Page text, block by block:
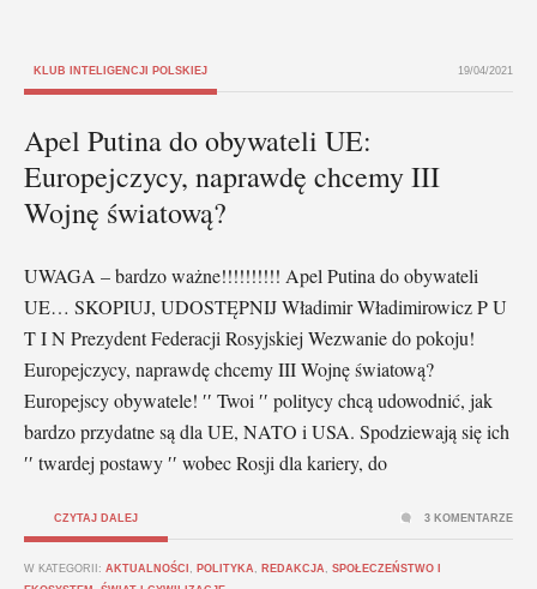
KLUB INTELIGENCJI POLSKIEJ 19/04/2021
Apel Putina do obywateli UE:
Europejczycy, naprawdę chcemy III
Wojnę światową?
UWAGA – bardzo ważne!!!!!!!!!! Apel Putina do obywateli
UE… SKOPIUJ, UDOSTĘPNIJ Władimir Władimirowicz P U
T I N Prezydent Federacji Rosyjskiej Wezwanie do pokoju!
Europejczycy, naprawdę chcemy III Wojnę światową?
Europejscy obywatele! ′′ Twoi ′′ politycy chcą udowodnić, jak
bardzo przydatne są dla UE, NATO i USA. Spodziewają się ich
′′ twardej postawy ′′ wobec Rosji dla kariery, do
CZYTAJ DALEJ
W KATEGORII: AKTUALNOŚCI POLITYKA REDAKCJA
SPOŁECZEŃSTWO I
3 KOMENTARZE